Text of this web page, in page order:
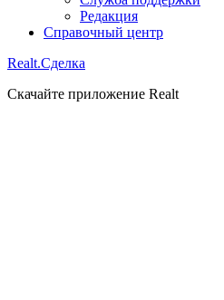
Редакция
Справочный центр
Realt.Сделка
Скачайте приложение Realt